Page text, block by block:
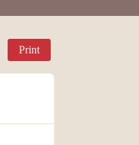
Print